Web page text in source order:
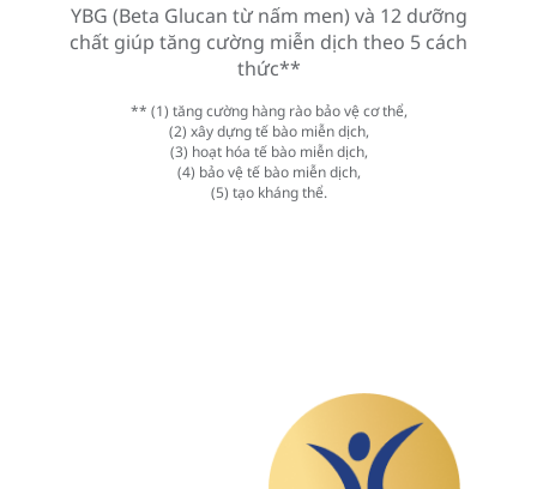
YBG (Beta Glucan từ nấm men) và 12 dưỡng
chất giúp tăng cường miễn dịch theo 5 cách
thức**
** (1) tăng cường hàng rào bảo vệ cơ thể,
(2) xây dựng tế bào miễn dịch,
(3) hoạt hóa tế bào miễn dịch,
(4) bảo vệ tế bào miễn dịch,
(5) tạo kháng thể.